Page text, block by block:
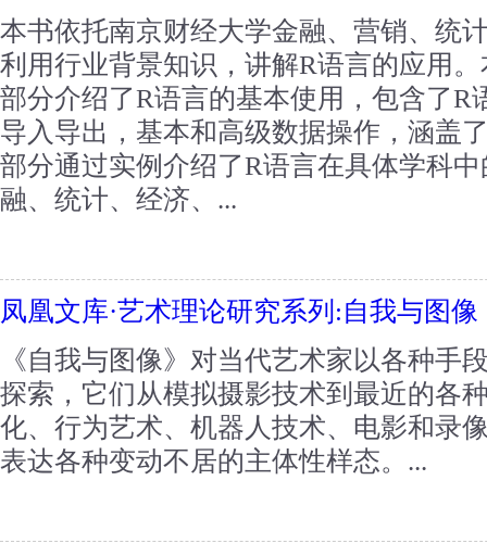
本书依托南京财经大学金融、营销、统
利用行业背景知识，讲解R语言的应用
部分介绍了R语言的基本使用，包含了R
导入导出，基本和高级数据操作，涵盖
部分通过实例介绍了R语言在具体学科
融、统计、经济、...
凤凰文库·艺术理论研究系列:自我与图像
《自我与图像》对当代艺术家以各种手
探索，它们从模拟摄影技术到最近的各
化、行为艺术、机器人技术、电影和录
表达各种变动不居的主体性样态。...